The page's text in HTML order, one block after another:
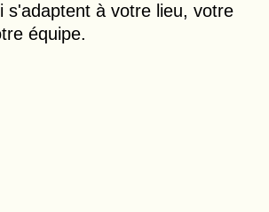
s'adaptent à votre lieu, votre
équipe.